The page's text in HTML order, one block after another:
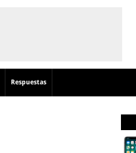
Respuestas